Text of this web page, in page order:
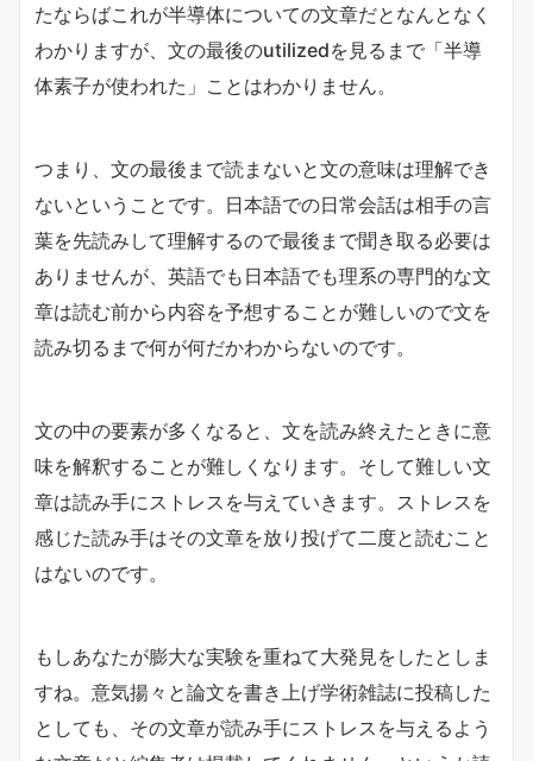
たならばこれが半導体についての文章だとなんとなく
わかりますが、文の最後のutilizedを見るまで「半導
体素子が使われた」ことはわかりません。
つまり、文の最後まで読まないと文の意味は理解でき
ないということです。日本語での日常会話は相手の言
葉を先読みして理解するので最後まで聞き取る必要は
ありませんが、英語でも日本語でも理系の専門的な文
章は読む前から内容を予想することが難しいので文を
読み切るまで何が何だかわからないのです。
文の中の要素が多くなると、文を読み終えたときに意
味を解釈することが難しくなります。そして難しい文
章は読み手にストレスを与えていきます。ストレスを
感じた読み手はその文章を放り投げて二度と読むこと
はないのです。
もしあなたが膨大な実験を重ねて大発見をしたとしま
すね。意気揚々と論文を書き上げ学術雑誌に投稿した
としても、その文章が読み手にストレスを与えるよう